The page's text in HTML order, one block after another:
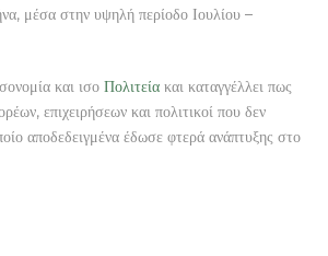
μέσα στην υψηλή περίοδο Ιουλίου –
και ισο Πολιτεία και καταγγέλλει πως
επιχειρήσεων και πολιτικοί που δεν
αποδεδειγμένα έδωσε φτερά ανάπτυξης στο